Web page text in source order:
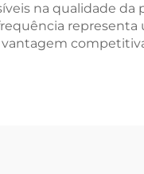
na qualidade